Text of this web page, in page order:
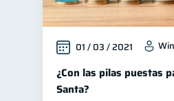
01 / 03 / 2021
¿Con las pilas puestas
Santa?